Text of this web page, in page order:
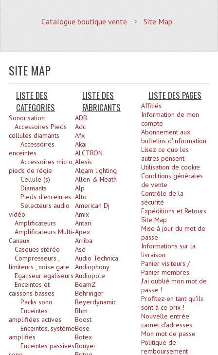
MAGASIN
Location De Matériel
Le Matériel D´occasion
Recherche Avancée
Recevoir Nos Promotions
Faire Votre Devis
CATÉGORIES
Accessoires Pieds Cellules Diamants
Accessoires Enceintes
Accessoires Micro, Pieds De Régie
Cellule (s)
Pieds D'enceintes
Catalogue boutique vente Site Map
SITE MAP
LISTE DES
CATEGORIES
Sonorisation
Accessoires Pieds
cellules diamants
Accessoires
enceintes
Accessoires micro,
pieds de régie
Cellule (s)
Diamants
Pieds d'enceintes
Selecteurs audio
vidéo
Amplificateurs
Amplificateurs Multi-
Canaux
Casques stéréo
Compresseurs ,
limiteurs , noise gate
Egaliseur egaliseurs
Enceintes et
caissons basses
Packs sono
Enceintes
amplifiées actives
Enceintes, système
amplifiés
Enceintes passives
LISTE DES
FABRICANTS
ADB
Adc
Afx
Akai
ALCTRON
Alesis
Algam lighting
Allen & Heath
Alp
Alto
American Dj
Amix
Antari
Apex
Arriba
Asd
Audio Technica
Audiophony
Audiopole
BeamZ
Behringer
Beyerdynamic
Bhm
Boost
Bose
Botex
Bouyer
LISTE DES PAGES
Affiliés
Information de mon
compte
Abonnement aux
bulletins d'information
Lisez ce que les
autres pensent
Utilisation de cookie
Conditions générales
de vente
Contrôle de la
sécurité
Expéditions et Retours
Site Map
Mise à jour du mot de
passe
Informations sur la
livraison
Panier visiteurs /
Panier membres
J'ai oublié mon mot de
passe !
Profitez-en tant qu'ils
sont à ce prix !
Nouvelle entrée
carnet d'adresses
Mon mot de passe
Politique de
remboursement